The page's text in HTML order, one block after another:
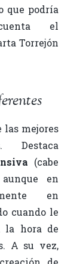
que podría
el
Torrejón
las mejores
Destaca
(cabe
en
en
cuando le
la hora de
A su vez,